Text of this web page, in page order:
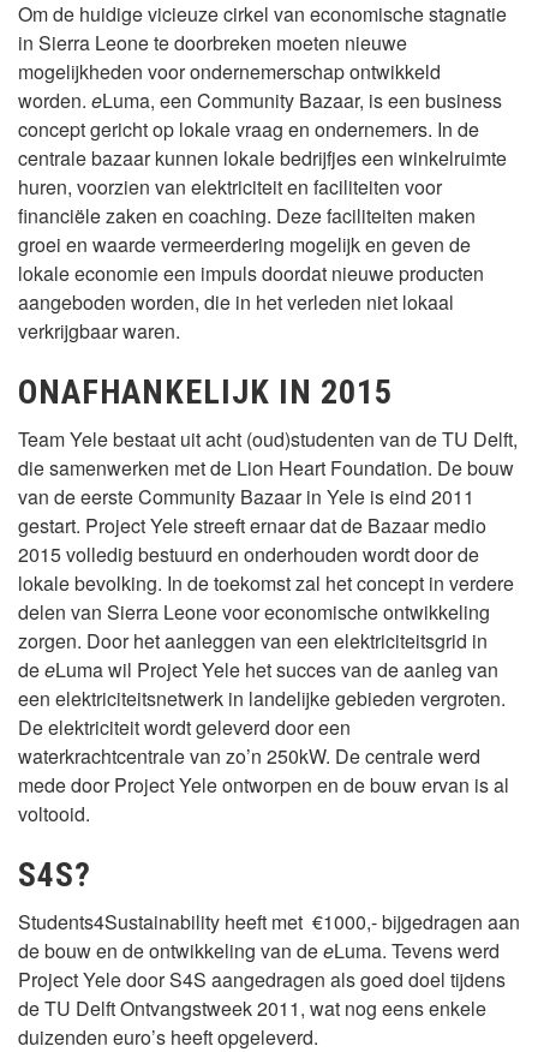
Om de huidige vicieuze cirkel van economische stagnatie
in Sierra Leone te doorbreken moeten nieuwe
mogelijkheden voor ondernemerschap ontwikkeld
worden. eLuma, een Community Bazaar, is een business
concept gericht op lokale vraag en ondernemers. In de
centrale bazaar kunnen lokale bedrijfjes een winkelruimte
huren, voorzien van elektriciteit en faciliteiten voor
financiële zaken en coaching. Deze faciliteiten maken
groei en waarde vermeerdering mogelijk en geven de
lokale economie een impuls doordat nieuwe producten
aangeboden worden, die in het verleden niet lokaal
verkrijgbaar waren.
ONAFHANKELIJK IN 2015
Team Yele bestaat uit acht (oud)studenten van de TU Delft,
die samenwerken met de Lion Heart Foundation. De bouw
van de eerste Community Bazaar in Yele is eind 2011
gestart. Project Yele streeft ernaar dat de Bazaar medio
2015 volledig bestuurd en onderhouden wordt door de
lokale bevolking. In de toekomst zal het concept in verdere
delen van Sierra Leone voor economische ontwikkeling
zorgen. Door het aanleggen van een elektriciteitsgrid in
deeLumawil Project Yele het succes van de aanleg van
een elektriciteitsnetwerk in landelijke gebieden vergroten.
De elektriciteit wordt geleverd door een
waterkrachtcentrale van zo’n 250kW. De centrale werd
mede door Project Yele ontworpen en de bouw ervan is al
voltooid.
S4S?
Students4Sustainability heeft met €1000,- bijgedragen aan
de bouw en de ontwikkeling van deeLuma. Tevens werd
Project Yele door S4S aangedragen als goed doel tijdens
de TU Delft Ontvangstweek 2011, wat nog eens enkele
duizenden euro’s heeft opgeleverd.